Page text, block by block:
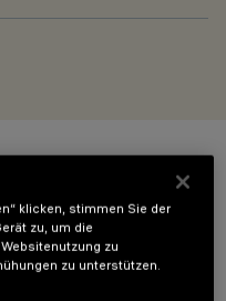
klicken, stimmen Sie der
zu, um die
zu
zu unterstützen.